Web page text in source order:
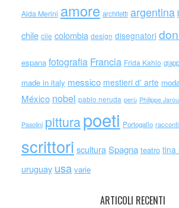
Alda Merini amore architetti argentina
chile cile colombia design disegnatori
espana fotografia Francia Frida Kahlo
made in italy messico mestieri d' arte
México nobel pablo neruda perù Philippe
Pasolini pitturapoeti Portogallo
scrittori scultura Spagna teatro tina
uruguay usa varie
ARTICOLI RECENTI